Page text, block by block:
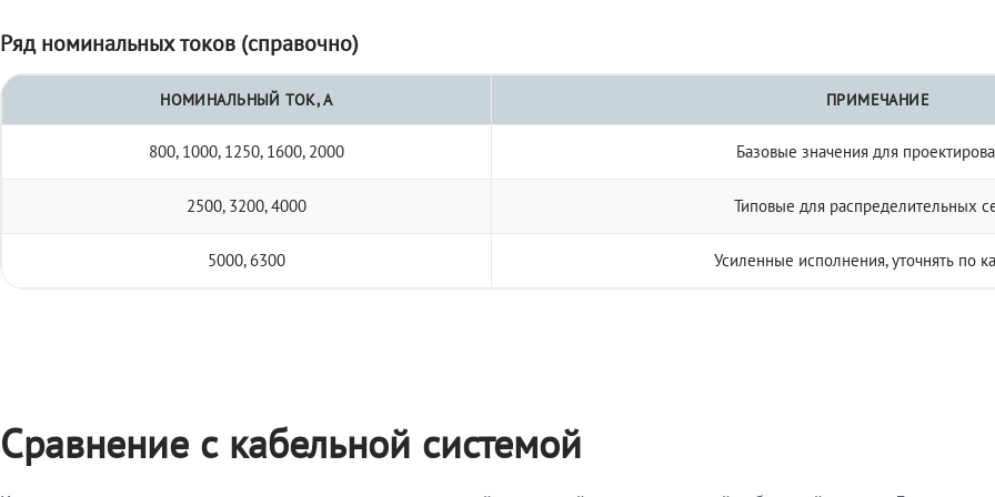
Ряд номинальных токов (справочно)
НОМИНАЛЬНЫЙ ТОК, А ПРИМЕЧАНИЕ
800, 1000, 1250, 1600, 2000 Базовые значения для
2500, 3200, 4000 Типовые для распределительных
5000, 6300 Усиленные исполнения, уточнять по
Сравнение с кабельной системой